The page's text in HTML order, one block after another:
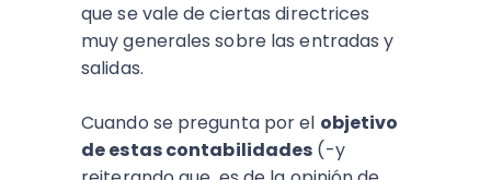
que se vale de ciertas directrices
muy generales sobre las entradas y
salidas.
Cuando se pregunta por el objetivo
de estas contabilidades (-y